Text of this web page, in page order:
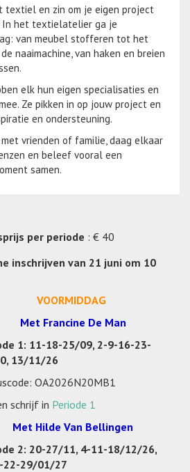
textiel en zin om je eigen project
In het textielatelier ga je
van meubel stofferen tot het
naaimachine, van haken en breien
elk hun eigen specialisaties en
Ze pikken in op jouw project en
en ondersteuning.
vrienden of familie, daag elkaar
en beleef vooral een
samen.
per periode : € 40
inschrijven van 21 juni om 10
VOORMIDDAG
Met Francine De Man
1: 11-18-25/09, 2-9-16-23-
13/11/26
OA2026N20MB1
schrijf in Periode 1
Met Hilde Van Bellingen
2: 20-27/11, 4-11-18/12/26,
22-29/01/27